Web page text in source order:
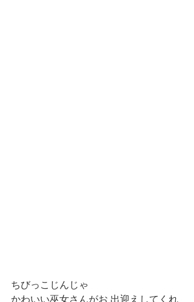
ちびっこじんじゃ
かわいい巫女さんがお 出迎えしてくれ